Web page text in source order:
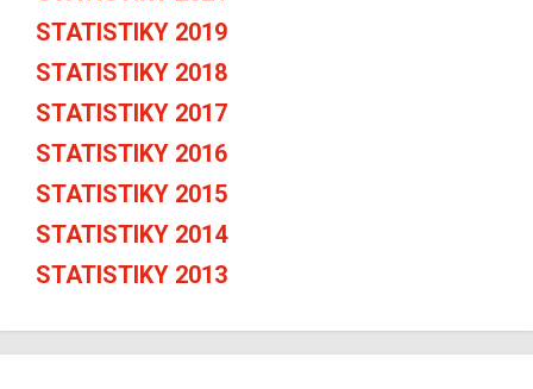
STATISTIKY 2019
STATISTIKY 2018
STATISTIKY 2017
STATISTIKY 2016
STATISTIKY 2015
STATISTIKY 2014
STATISTIKY 2013